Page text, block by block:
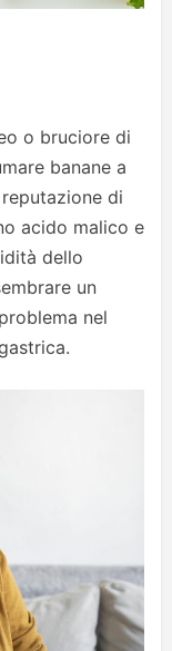
o bruciore di
banane a
di
acido malico e
dello
un
nel